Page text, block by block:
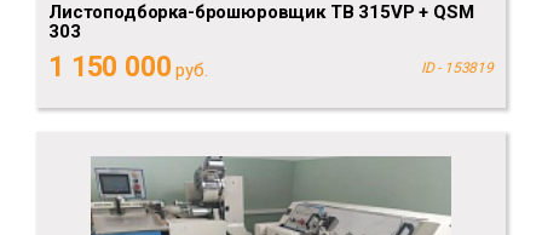
Листоподборка-брошюровщик TB 315VP + QSM
303
1 150 000 руб. ID - 153819